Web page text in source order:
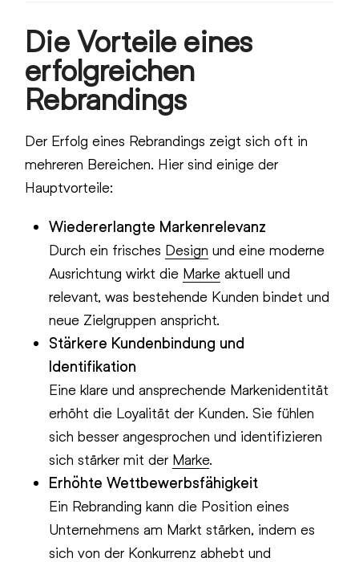
Die Vorteile eines
erfolgreichen
Rebrandings
Der Erfolg eines Rebrandings zeigt sich oft in
mehreren Bereichen. Hier sind einige der
Hauptvorteile:
Wiedererlangte Markenrelevanz
Durch ein frisches Design und eine moderne
Ausrichtung wirkt die Marke aktuell und
relevant, was bestehende Kunden bindet und
neue Zielgruppen anspricht.
Stärkere Kundenbindung und
Identifikation
Eine klare und ansprechende Markenidentität
erhöht die Loyalität der Kunden. Sie fühlen
sich besser angesprochen und identifizieren
sich stärker mit der Marke.
Erhöhte Wettbewerbsfähigkeit
Ein Rebranding kann die Position eines
Unternehmens am Markt stärken, indem es
sich von der Konkurrenz abhebt und